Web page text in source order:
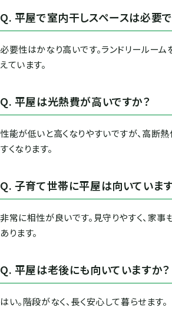
Q. 平屋で室内干しスペースは必要
必要性はかなり高いです。ランドリールー
えています。
Q. 平屋は光熱費が高いですか？
性能が低いと高くなりやすいですが、高断
すくなります。
Q. 子育て世帯に平屋は向いていま
非常に相性が良いです。見守りやすく、家事
あります。
Q. 平屋は老後にも向いていますか？
はい。階段がなく、長く安心して暮らせます。